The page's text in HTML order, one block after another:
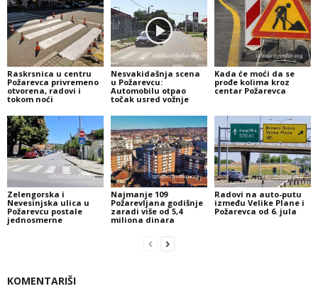
Raskrsnica u centru
Požarevca privremeno
otvorena, radovi i
tokom noći
Nesvakidašnja scena
u Požarevcu:
Automobilu otpao
točak usred vožnje
Kada će moći da se
prođe kolima kroz
centar Požarevca
Zelengorska i
Nevesinjska ulica u
Požarevcu postale
jednosmerne
Najmanje 109
Požarevljana godišnje
zaradi više od 5,4
miliona dinara
Radovi na auto-putu
između Velike Plane i
Požarevca od 6. jula
KOMENTARIŠI